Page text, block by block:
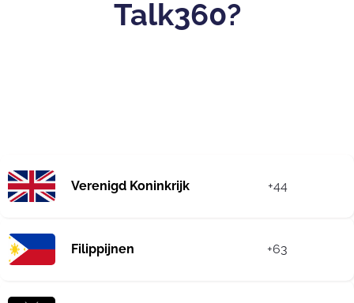
Talk360?
Verenigd Koninkrijk +44
Filippijnen +63